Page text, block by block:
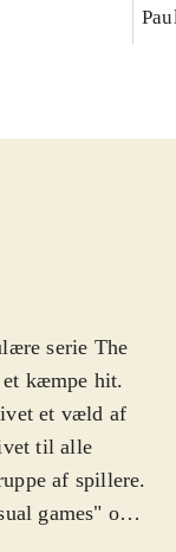
serie The
kæmpe hit.
et væld af
til alle
af spillere.
games" og